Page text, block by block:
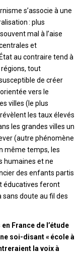
s’associe à une
: plus
mal à l’aise
et
au contraire tend à
tout
de créer
vers le
villes (le plus
les taux élevés
les grandes villes un
(autre phénomène
même temps, les
humaines et ne
des enfants partis
éducatives feront
sans doute au fil des
France de l’étude
soi-disant « école à
la voix à